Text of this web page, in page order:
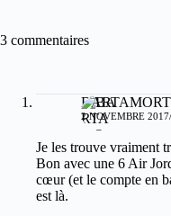
3 commentaires
BARTAMORT
2 NOVEMBRE
Je les trouve vraiment
Bon avec une 6 Air
cœur (et le compte en
est là.